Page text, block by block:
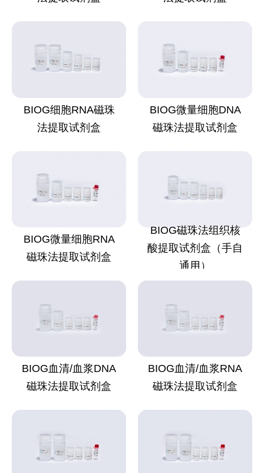
BIOG细胞RNA磁珠
法提取试剂盒
BIOG微量细胞DNA
磁珠法提取试剂盒
BIOG微量细胞RNA
磁珠法提取试剂盒
BIOG磁珠法组织核
酸提取试剂盒（手自
通用）
BIOG血清/血浆DNA
磁珠法提取试剂盒
BIOG血清/血浆RNA
磁珠法提取试剂盒